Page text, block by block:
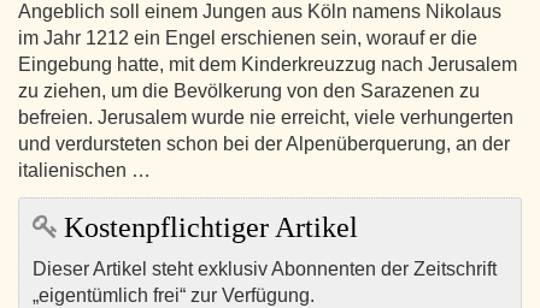
Angeblich soll einem Jungen aus Köln namens Nikolaus
im Jahr 1212 ein Engel erschienen sein, worauf er die
Eingebung hatte, mit dem Kinderkreuzzug nach Jerusalem
zu ziehen, um die Bevölkerung von den Sarazenen zu
befreien. Jerusalem wurde nie erreicht, viele verhungerten
und verdursteten schon bei der Alpenüberquerung, an der
italienischen …
Kostenpflichtiger Artikel
Dieser Artikel steht exklusiv Abonnenten der Zeitschrift
„eigentümlich frei“ zur Verfügung.